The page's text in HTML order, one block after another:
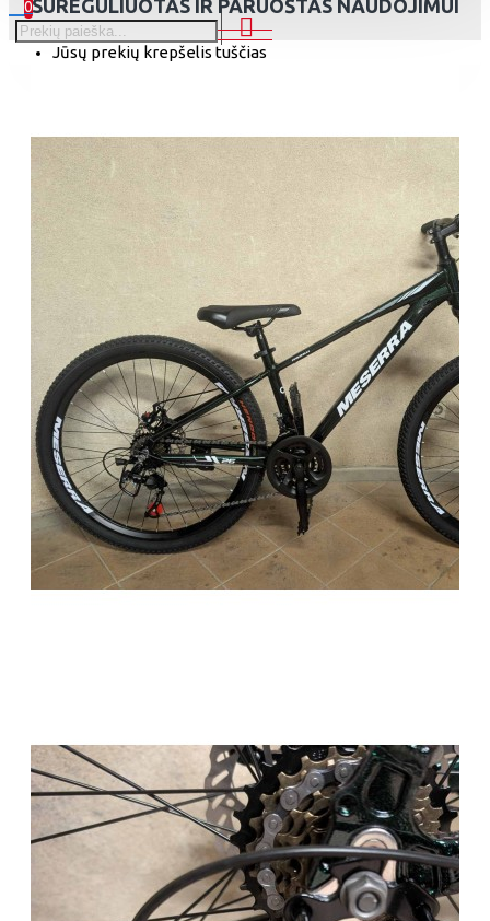
0
Jūsų prekių krepšelis tuščias
SUREGULIUOTAS IR PARUOŠTAS NAUDOJIMUI